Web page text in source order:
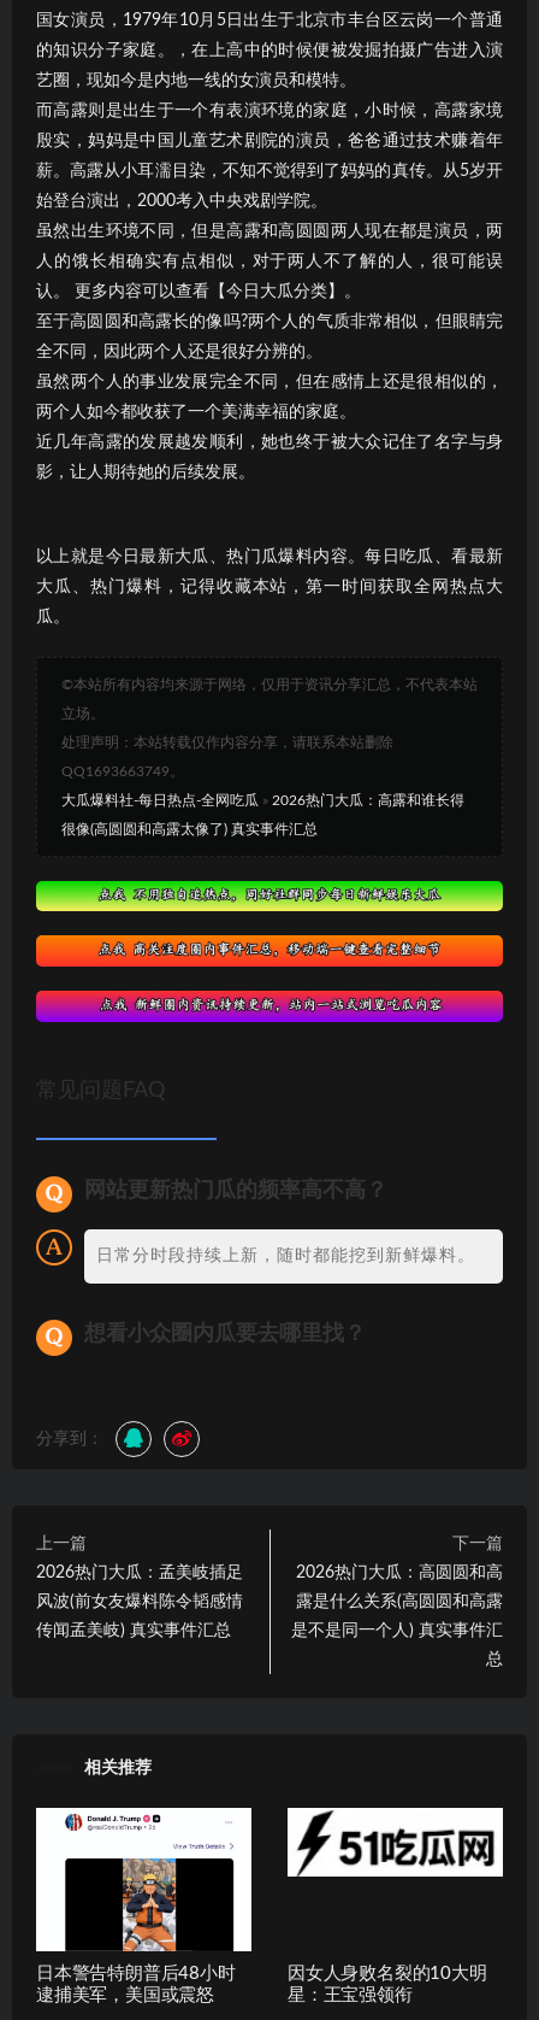
国女演员，1979年10月5日出生于北京市丰台区云岗一个普通
的知识分子家庭。，在上高中的时候便被发掘拍摄广告进入演
艺圈，现如今是内地一线的女演员和模特。
而高露则是出生于一个有表演环境的家庭，小时候，高露家境
殷实，妈妈是中国儿童艺术剧院的演员，爸爸通过技术赚着年
薪。高露从小耳濡目染，不知不觉得到了妈妈的真传。从5岁开
始登台演出，2000考入中央戏剧学院。
虽然出生环境不同，但是高露和高圆圆两人现在都是演员，两
人的饿长相确实有点相似，对于两人不了解的人，很可能误
认。 更多内容可以查看【今日大瓜分类】。
至于高圆圆和高露长的像吗?两个人的气质非常相似，但眼睛完
全不同，因此两个人还是很好分辨的。
虽然两个人的事业发展完全不同，但在感情上还是很相似的，
两个人如今都收获了一个美满幸福的家庭。
近几年高露的发展越发顺利，她也终于被大众记住了名字与身
影，让人期待她的后续发展。
以上就是今日最新大瓜、热门瓜爆料内容。每日吃瓜、看最新
大瓜、热门爆料，记得收藏本站，第一时间获取全网热点大
瓜。
©本站所有内容均来源于网络，仅用于资讯分享汇总，不代表本站
立场。
处理声明：本站转载仅作内容分享，请联系本站删除
QQ1693663749。
大瓜爆料社-每日热点-全网吃瓜 » 2026热门大瓜：高露和谁长得
很像(高圆圆和高露太像了) 真实事件汇总
常见问题FAQ
网站更新热门瓜的频率高不高？
日常分时段持续上新，随时都能挖到新鲜爆料。
想看小众圈内瓜要去哪里找？
分享到：
上一篇
2026热门大瓜：孟美岐插足
风波(前女友爆料陈令韬感情
传闻孟美岐) 真实事件汇总
下一篇
2026热门大瓜：高圆圆和高
露是什么关系(高圆圆和高露
是不是同一个人) 真实事件汇
总
相关推荐
日本警告特朗普后48小时
逮捕美军，美国或震怒
因女人身败名裂的10大明
星：王宝强领衔